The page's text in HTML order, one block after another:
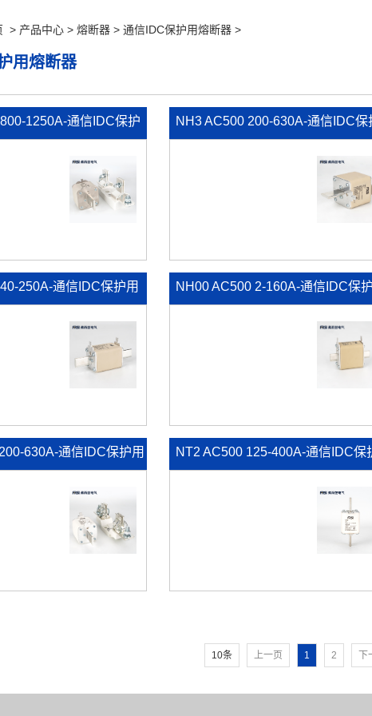
> 产品中心 > 熔断器 > 通信IDC保护用熔断器 >
用熔断器
1250A-通信IDC保护 NH3 AC500 200-630A-通信IDC保
250A-通信IDC保护用 NH00 AC500 2-160A-通信IDC保
630A-通信IDC保护用 NT2 AC500 125-400A-通信IDC保
10条 上一页 1 2